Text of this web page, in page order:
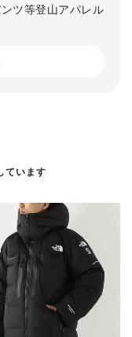
ツ等登山アパレル
ています